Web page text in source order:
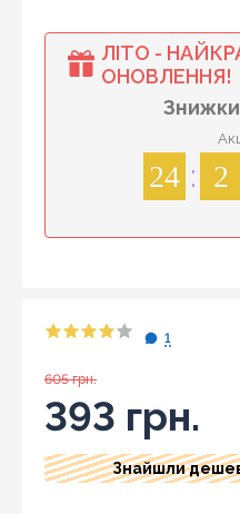
ЛІТО -
ОНОВЛЕННЯ!
24 2
1
605 грн.
393 грн.
Знайшли